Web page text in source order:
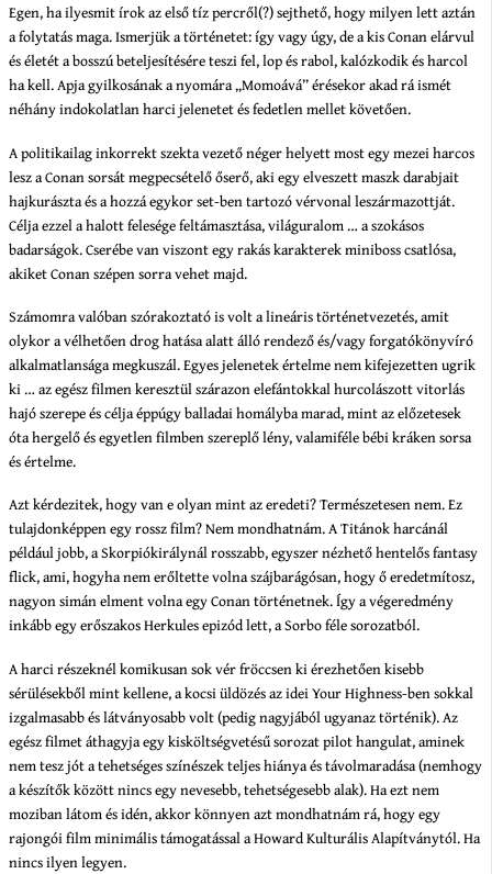
Egen, ha ilyesmit írok az első tíz percről(?) sejthető, hogy milyen lett aztán
a folytatás maga. Ismerjük a történetet: így vagy úgy, de a kis Conan elárvul
és életét a bosszú beteljesítésére teszi fel, lop és rabol, kalózkodik és harcol
ha kell. Apja gyilkosának a nyomára „Momoává” érésekor akad rá ismét
néhány indokolatlan harci jelenetet és fedetlen mellet követően.
A politikailag inkorrekt szekta vezető néger helyett most egy mezei harcos
lesz a Conan sorsát megpecsételő őserő, aki egy elveszett maszk darabjait
hajkurászta és a hozzá egykor set-ben tartozó vérvonal leszármazottját.
Célja ezzel a halott felesége feltámasztása, világuralom … a szokásos
badarságok. Cserébe van viszont egy rakás karakterek miniboss csatlósa,
akiket Conan szépen sorra vehet majd.
Számomra valóban szórakoztató is volt a lineáris történetvezetés, amit
olykor a vélhetően drog hatása alatt álló rendező és/vagy forgatókönyvíró
alkalmatlansága megkuszál. Egyes jelenetek értelme nem kifejezetten ugrik
ki … az egész filmen keresztül szárazon elefántokkal hurcolászott vitorlás
hajó szerepe és célja éppúgy balladai homályba marad, mint az előzetesek
óta hergelő és egyetlen filmben szereplő lény, valamiféle bébi kráken sorsa
és értelme.
Azt kérdezitek, hogy van e olyan mint az eredeti? Természetesen nem. Ez
tulajdonképpen egy rossz film? Nem mondhatnám. A Titánok harcánál
például jobb, a Skorpiókirálynál rosszabb, egyszer nézhető hentelős fantasy
flick, ami, hogyha nem erőltette volna szájbarágósan, hogy ő eredetmítosz,
nagyon simán elment volna egy Conan történetnek. Így a végeredmény
inkább egy erőszakos Herkules epizód lett, a Sorbo féle sorozatból.
A harci részeknél komikusan sok vér fröccsen ki érezhetően kisebb
sérülésekből mint kellene, a kocsi üldözés az idei Your Highness-ben sokkal
izgalmasabb és látványosabb volt (pedig nagyjából ugyanaz történik). Az
egész filmet áthagyja egy kisköltségvetésű sorozat pilot hangulat, aminek
nem tesz jót a tehetséges színészek teljes hiánya és távolmaradása (nemhogy
a készítők között nincs egy nevesebb, tehetségesebb alak). Ha ezt nem
moziban látom és idén, akkor könnyen azt mondhatnám rá, hogy egy
rajongói film minimális támogatással a Howard Kulturális Alapítványtól. Ha
nincs ilyen legyen.